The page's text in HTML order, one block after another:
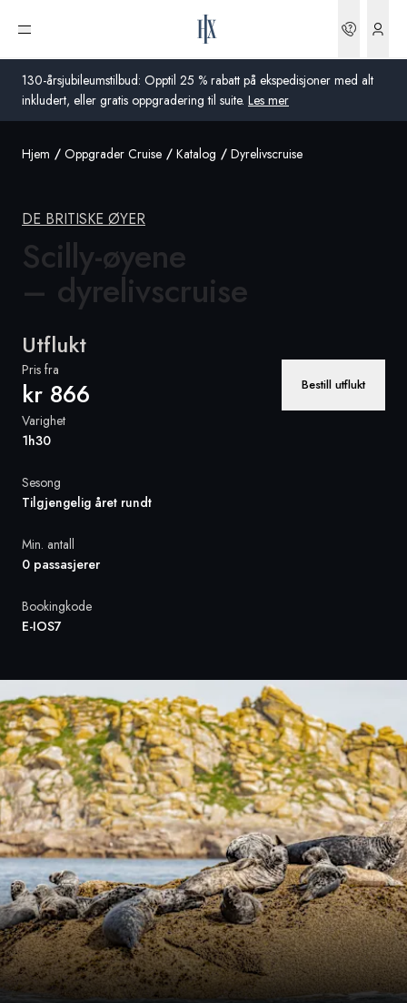
130-årsjubileumstilbud: Opptil 25 % rabatt på ekspedisjoner med alt
inkludert, eller gratis oppgradering til suite. Les mer
Åpne meny
Norge Frankrike
Global
Hjem Oppgrader Cruise Katalog Dyrelivscruise
DE BRITISKE ØYER
Scilly-øyene
– dyrelivscruise
Utflukt
Pris fra
kr 866 Bestill utflukt
Varighet
1h30
Sesong
Tilgjengelig året rundt
Min. antall
0 passasjerer
Bookingkode
E-IOS7